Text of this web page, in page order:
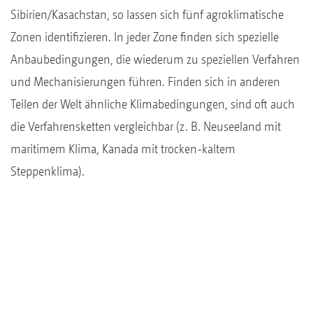
Sibirien/Kasachstan, so lassen sich fünf agroklimatische
Zonen identifizieren. In jeder Zone finden sich spezielle
Anbaubedingungen, die wiederum zu speziellen Verfahren
und Mechanisierungen führen. Finden sich in anderen
Teilen der Welt ähnliche Klimabedingungen, sind oft auch
die Verfahrensketten vergleichbar (z. B. Neuseeland mit
maritimem Klima, Kanada mit trocken-kaltem
Steppenklima).